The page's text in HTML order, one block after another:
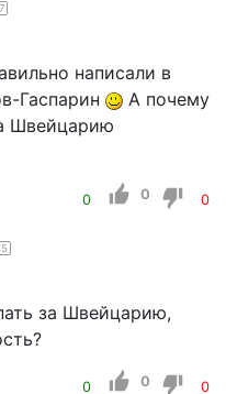
написали в
Гаспарин
А почему
Швейцарию
0 0 0
за Швейцарию,
0 0 0